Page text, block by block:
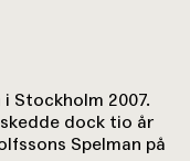
Stockholm 2007.
dock tio år
Spelman på